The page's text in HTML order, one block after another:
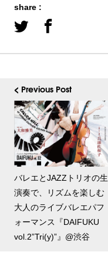
share :
< Previous Post
バレエとJAZZトリオの生
演奏で、リズムを楽しむ
大人のライブバレエパフ
ォーマンス『DAIFUKU
vol.2”Tri(y)”』@渋谷